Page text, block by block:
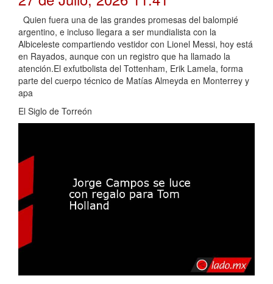
Quien fuera una de las grandes promesas del balompié
argentino, e incluso llegara a ser mundialista con la
Albiceleste compartiendo vestidor con Lionel Messi, hoy está
en Rayados, aunque con un registro que ha llamado la
atención.El exfutbolista del Tottenham, Erik Lamela, forma
parte del cuerpo técnico de Matías Almeyda en Monterrey y
apa
El Siglo de Torreón